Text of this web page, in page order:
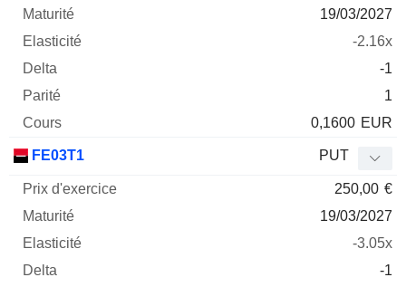
19/03/2027
-2.16x
-1
1
0,1600 EUR
FE03T1 PUT
250,00 €
19/03/2027
-3.05x
-1